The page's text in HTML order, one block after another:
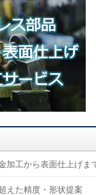
加工から表面仕上げま
えた精度・形状提案